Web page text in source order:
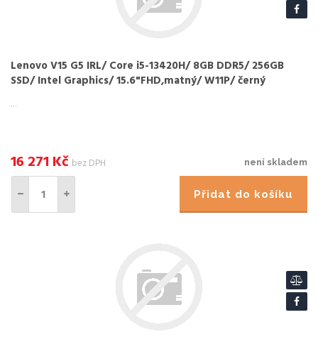
Lenovo V15 G5 IRL/ Core i5-13420H/ 8GB DDR5/ 256GB
SSD/ Intel Graphics/ 15.6"FHD,matný/ W11P/ černý
...
není skladem
16 271 Kč bez DPH
Přidat do košíku